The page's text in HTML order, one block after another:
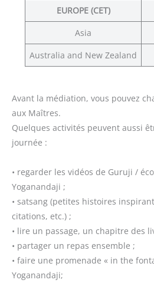
EUROPE (CET)
Asia
Australia and New Zealand
Avant la médiation, vous pouvez
aux Maîtres.
Quelques activités peuvent aussi
journée :
• regarder les vidéos de Guruji /
Yoganandaji ;
• satsang (petites histoires
citations, etc.) ;
• lire un passage, un chapitre des
• partager un repas ensemble ;
• faire une promenade « in the
Yoganandaji;